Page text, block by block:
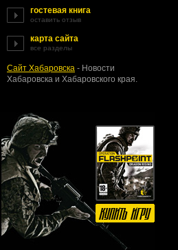
гостевая книга
оставить отзыв
карта сайта
все разделы
Сайт Хабаровска - Новости
Хабаровска и Хабаровского края.